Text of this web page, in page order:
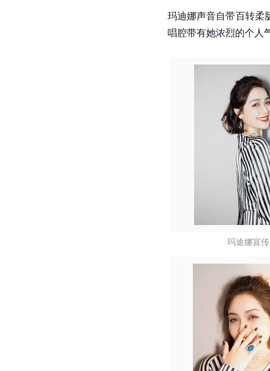
玛迪娜声音自带百转柔
唱腔带有她浓烈的个人
玛迪娜宣